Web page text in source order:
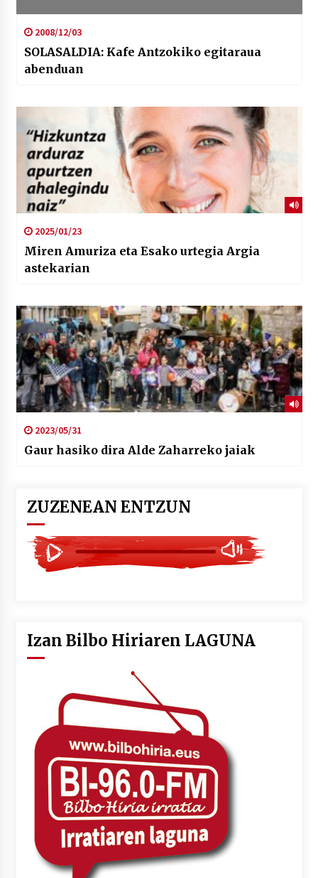
2008/12/03
SOLASALDIA: Kafe Antzokiko egitaraua
abenduan
2025/01/23
Miren Amuriza eta Esako urtegia Argia
astekarian
2023/05/31
Gaur hasiko dira Alde Zaharreko jaiak
ZUZENEAN ENTZUN
Izan Bilbo Hiriaren LAGUNA